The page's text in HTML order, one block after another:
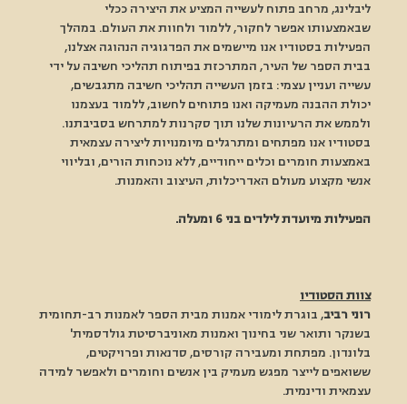
ליבלינג, מרחב פתוח לעשייה המציע את היצירה ככלי
שבאמצעותו אפשר לחקור, ללמוד ולחוות את העולם. במהלך
הפעילות בסטודיו אנו מיישמים את הפדגוגיה הנהוגה אצלנו,
בבית הספר של העיר, המתרכזת בפיתוח תהליכי חשיבה על ידי
עשייה ועניין עצמי: בזמן העשייה תהליכי חשיבה מתגבשים,
יכולת ההבנה מעמיקה ואנו פתוחים לחשוב, ללמוד בעצמנו
ולממש את הרעיונות שלנו תוך סקרנות למתרחש בסביבתנו.
בסטודיו אנו מפתחים ומתרגלים מיומנויות ליצירה עצמאית
באמצעות חומרים וכלים ייחודיים, ללא נוכחות הורים, ובליווי
אנשי מקצוע מעולם האדריכלות, העיצוב והאמנות.
הפעילות מיועדת לילדים בני 6 ומעלה.
צוות הסטודיו
רוני רביב, בוגרת לימודי אמנות מבית הספר לאמנות רב-תחומית
בשנקר ותואר שני בחינוך ואמנות מאוניברסיטת גולדסמית'
בלונדון. מפתחת ומעבירה קורסים, סדנאות ופרויקטים,
ששואפים לייצר מפגש מעמיק בין אנשים וחומרים ולאפשר למידה
עצמאית ודינמית.